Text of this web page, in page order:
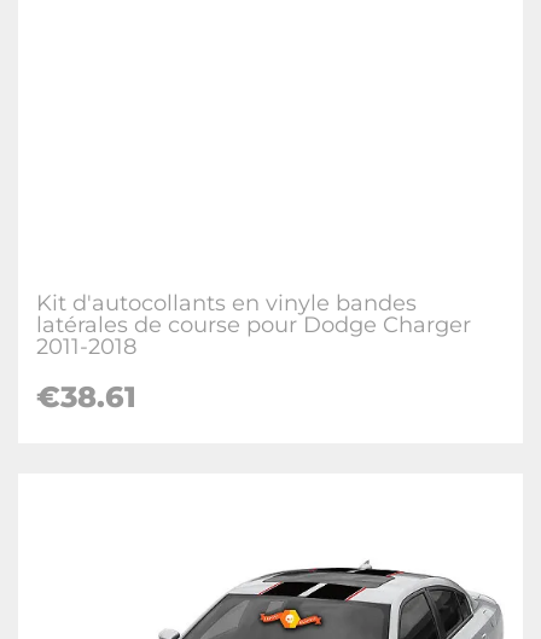
Kit d'autocollants en vinyle bandes
latérales de course pour Dodge Charger
2011-2018
€38.61